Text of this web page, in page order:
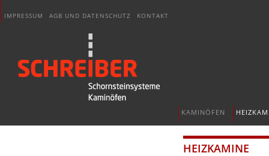
IMPRESSUM AGB UND DATENSCHUTZ KONTAKT
KAMINÖFEN
HEIZKAMINE